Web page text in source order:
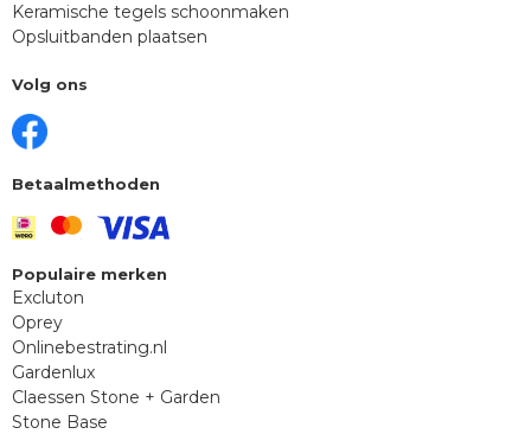
Keramische tegels schoonmaken
Opsluitbanden plaatsen
Volg ons
Betaalmethoden
Populaire merken
Excluton
Oprey
Onlinebestrating.nl
Gardenlux
Claessen Stone + Garden
Stone Base